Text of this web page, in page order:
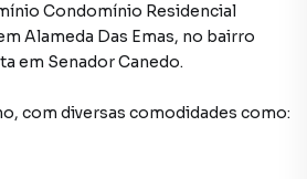
Condomínio Residencial
Alameda Das Emas, no bairro
em Senador Canedo.
, com diversas comodidades como: